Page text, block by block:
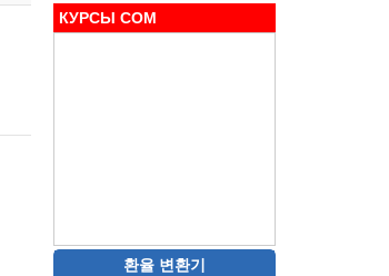
КУРСЫ COM
환율 변환기